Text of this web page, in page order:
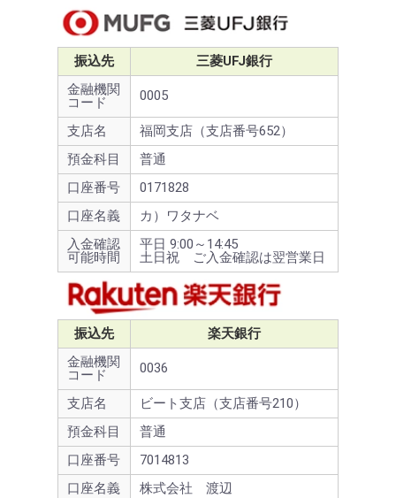
振込先
三菱UFJ銀行
金融機関
コード
0005
支店名
福岡支店（支店番号652）
預金科目
普通
口座番号
0171828
口座名義
カ）ワタナベ
入金確認
可能時間
平日 9:00～14:45
土日祝 ご入金確認は翌営業日
振込先
楽天銀行
金融機関
コード
0036
支店名
ビート支店（支店番号210）
預金科目
普通
口座番号
7014813
口座名義
株式会社 渡辺